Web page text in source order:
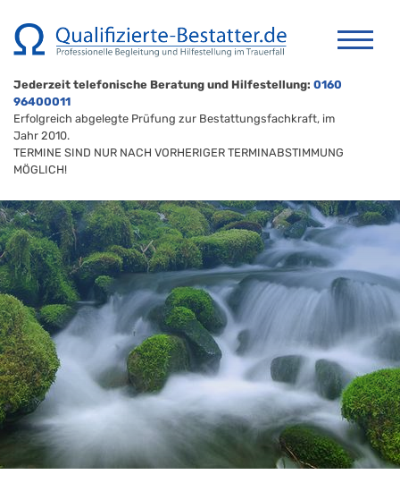
Jederzeit telefonische Beratung und Hilfestellung: 0160
96400011
Erfolgreich abgelegte Prüfung zur Bestattungsfachkraft, im
Jahr 2010.
TERMINE SIND NUR NACH VORHERIGER TERMINABSTIMMUNG
MÖGLICH!